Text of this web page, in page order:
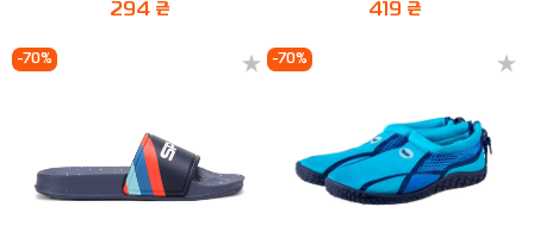
294 ₴ 419 ₴
-70% -70%